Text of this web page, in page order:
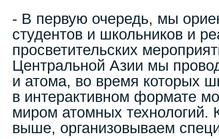
- В первую очередь, мы
студентов и школьников и
просветительских
Центральной Азии мы
и атома, во время которых
в интерактивном формате
миром атомных технологий.
выше, организовываем